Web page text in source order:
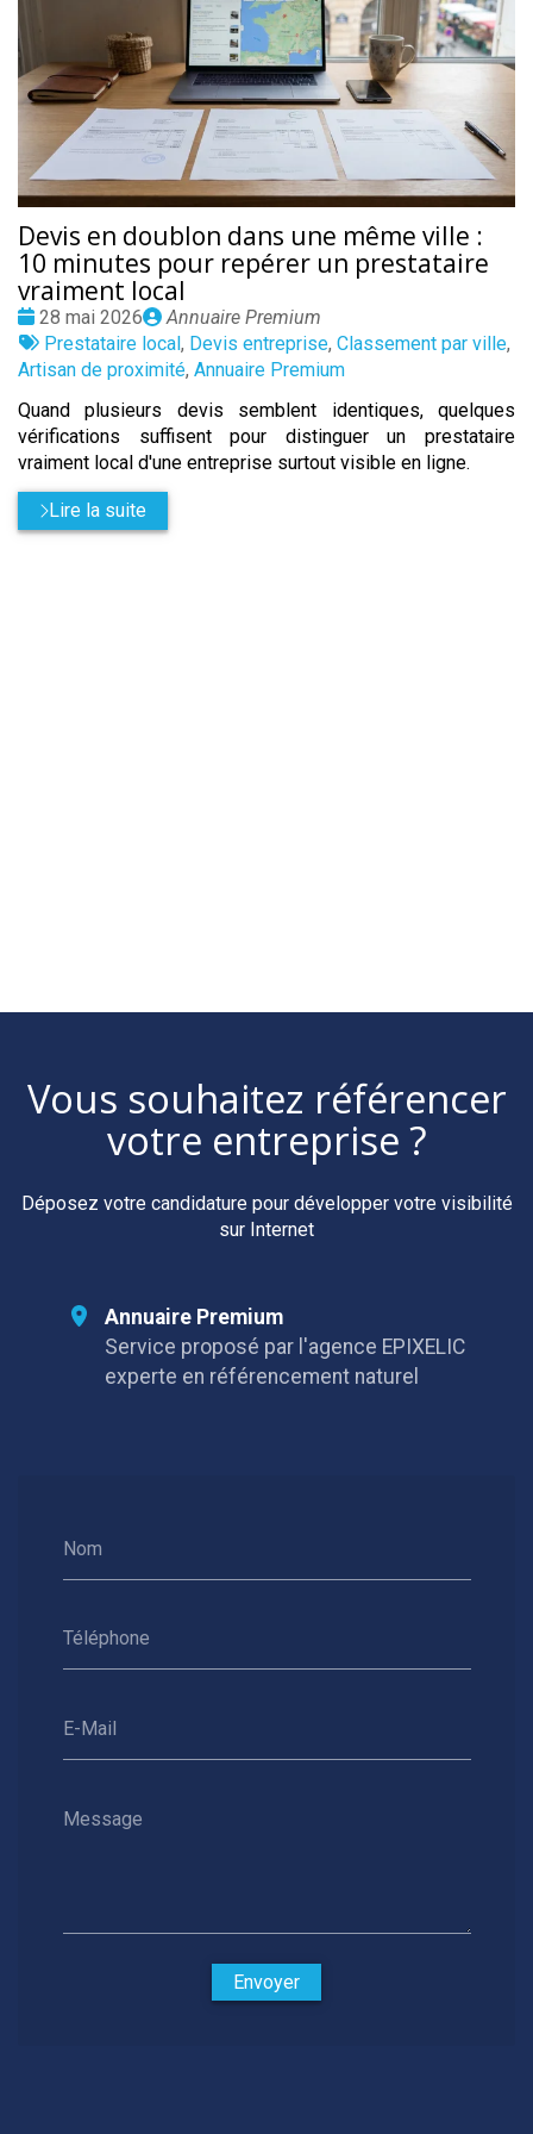
Devis en doublon dans une même ville :
10 minutes pour repérer un prestataire
vraiment local
Date
:
28 mai 2026
Publié
par
Annuaire Premium
Tags
:
Prestataire local, Devis entreprise, Classement par ville,
Artisan de proximité, Annuaire Premium
Quand plusieurs devis semblent identiques, quelques
vérifications suffisent pour distinguer un prestataire
vraiment local d'une entreprise surtout visible en ligne.
Lire la suite
Vous souhaitez référencer
votre entreprise ?
Déposez votre candidature pour développer votre visibilité
sur Internet
Nom
Téléphone
E-Mail
Message
Envoyer
Annuaire Premium
Service proposé par l'agence EPIXELIC
experte en référencement naturel